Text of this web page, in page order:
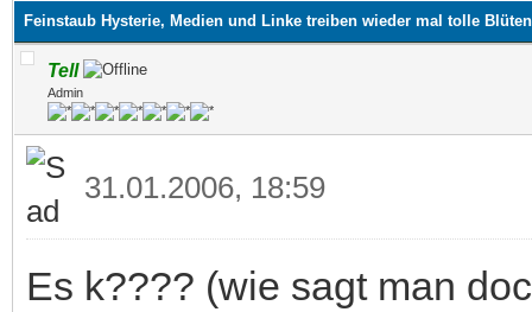
Feinstaub Hysterie, Medien und Linke treiben wieder mal tolle
Tell
Admin
31.01.2006, 18:59
Es k???? (wie sagt man